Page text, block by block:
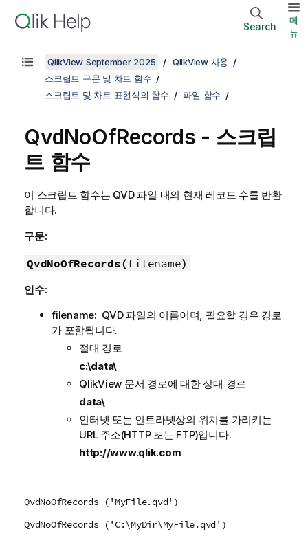
Search
메
뉴
QlikView September 2025
QlikView 사용
스크립트 구문 및 차트 함수
스크립트 및 차트 표현식의 함수
파일 함수
QvdNoOfRecords - 스크립
트 함수
이 스크립트 함수는 QVD파일 내의 현재 레코드 수를 반환
합니다.
구문:
QvdNoOfRecords(filename)
인수:
filename: QVD파일의 이름이며, 필요할 경우 경로
가 포함됩니다.
절대 경로
c:\data\
QlikView 문서 경로에 대한 상대 경로
data\
인터넷 또는 인트라넷상의 위치를 가리키는
URL 주소(HTTP또는 FTP)입니다.
http://www.qlik.com
QvdNoOfRecords ('MyFile.qvd')
QvdNoOfRecords ('C:\MyDir\MyFile.qvd')